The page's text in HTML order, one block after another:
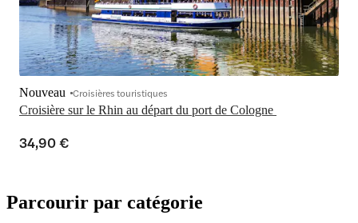
Nouveau Croisières touristiques
34,90 €
Parcourir par catégorie